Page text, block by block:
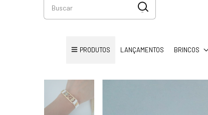
PRODUTOS LANÇAMENTOS BRINCOS